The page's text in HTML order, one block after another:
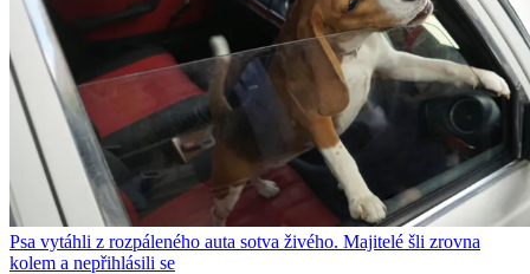
Psa vytáhli z rozpáleného auta sotva živého. Majitelé šli zrovna
kolem a nepřihlásili se